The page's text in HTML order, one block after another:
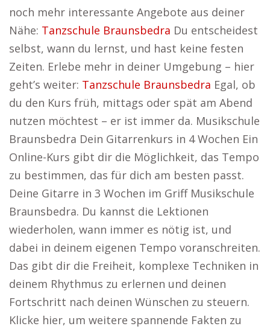
noch mehr interessante Angebote aus deiner
Nähe: Tanzschule Braunsbedra Du entscheidest
selbst, wann du lernst, und hast keine festen
Zeiten. Erlebe mehr in deiner Umgebung – hier
geht’s weiter: Tanzschule Braunsbedra Egal, ob
du den Kurs früh, mittags oder spät am Abend
nutzen möchtest – er ist immer da. Musikschule
Braunsbedra Dein Gitarrenkurs in 4 Wochen Ein
Online-Kurs gibt dir die Möglichkeit, das Tempo
zu bestimmen, das für dich am besten passt.
Deine Gitarre in 3 Wochen im Griff Musikschule
Braunsbedra. Du kannst die Lektionen
wiederholen, wann immer es nötig ist, und
dabei in deinem eigenen Tempo voranschreiten.
Das gibt dir die Freiheit, komplexe Techniken in
deinem Rhythmus zu erlernen und deinen
Fortschritt nach deinen Wünschen zu steuern.
Klicke hier, um weitere spannende Fakten zu